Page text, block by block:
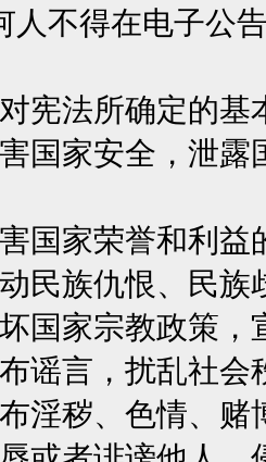
不得在电子公告
所确定的基本
全，泄露国
荣誉和利益
仇恨、民族歧
宗教政策，宣
，扰乱社会秩
色情、赌博